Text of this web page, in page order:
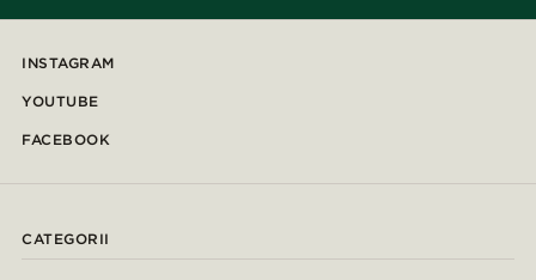
INSTAGRAM
YOUTUBE
FACEBOOK
CATEGORII